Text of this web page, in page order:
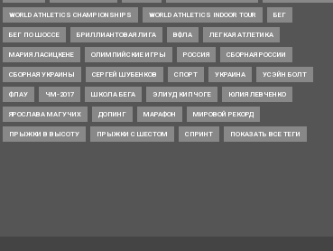
WORLD ATHLETICS CHAMPIONSHIPS WORLD ATHLETICS INDOOR TOUR БЕГ
БЕГ ПО ШОССЕ БРИЛЛИАНТОВАЯ ЛИГА ВФЛА ЛЕГКАЯ АТЛЕТИКА
МАРИЯ ЛАСИЦКЕНЕ ОЛИМПИЙСКИЕ ИГРЫ РОССИЯ СБОРНАЯ РОССИИ
СБОРНАЯ УКРАИНЫ СЕРГЕЙ ШУБЕНКОВ СПОРТ УКРАИНА УСЭЙН БОЛТ
ФЛАУ ЧМ-2017 ШКОЛА БЕГА ЭЛИУД КИПЧОГЕ ЮЛИЯ ЛЕВЧЕНКО
ЯРОСЛАВА МАГУЧИХ ДОПИНГ МАРАФОН МИРОВОЙ РЕКОРД
ПРЫЖКИ В ВЫСОТУ ПРЫЖКИ С ШЕСТОМ СПРИНТ ПОКАЗАТЬ ВСЕ ТЕГИ